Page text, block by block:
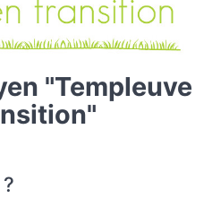
"Templeuve